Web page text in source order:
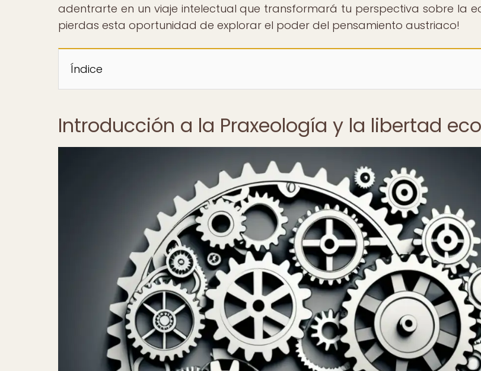
adentrarte en un viaje intelectual que transformará tu perspectiva sobre la
pierdas esta oportunidad de explorar el poder del pensamiento austriaco!
Índice
Introducción a la Praxeología y la libertad